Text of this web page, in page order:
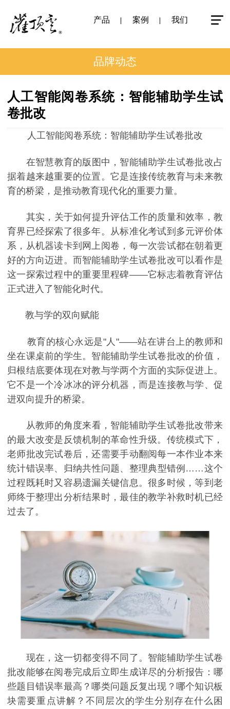
产品 案例 我们
品牌动态
人工智能阅卷系统：智能辅助学生试
卷批改
人工智能阅卷系统：智能辅助学生试卷批改
在智慧教育的版图中，智能辅助学生试卷批改占
据着越来越重要的位置。它是连接传统教育与未来教
育的桥梁，是推动教育现代化的重要力量。
其实，关于如何提升评估工作的质量和效率，教
育界已经探索了很多年。从标准化考试到多元评价体
系，从机器读卡到网上阅卷，每一次尝试都在朝着更
好的方向迈进。而智能辅助学生试卷批改可以看作是
这一探索过程中的重要里程碑——它标志着教育评估
正式进入了智能化时代。
教与学的双向赋能
教育的核心永远是"人"——站在讲台上的教师和
坐在课桌前的学生。智能辅助学生试卷批改的价值，
归根结底要体现在对教与学两个方面的实际促进上。
它不是一个冷冰冰的评分机器，而是连接教与学、促
进双向提升的桥梁。
从教师的角度来看，智能辅助学生试卷批改带来
的最大改变是反馈机制的革命性升级。传统模式下，
老师批改完试卷后，还需要手动翻阅每一本作业本来
统计错误率、归纳共性问题、整理典型错例……这个
过程既耗时又容易遗漏关键信息。很多时候，等到老
师终于整理出分析结果时，最佳的教学补救时机已经
过去了。
现在，这一切都变得不同了。智能辅助学生试卷
批改能够在阅卷完成后立即生成详尽的分析报告：哪
些题目错误率最高？哪类问题反复出现？哪个知识板
块需要重点讲解？不同层次的学生分别存在什么困